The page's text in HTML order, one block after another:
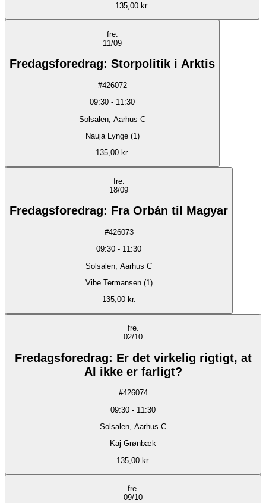
135,00 kr.
fre.
11/09
Fredagsforedrag: Storpolitik i Arktis
#426072
09:30 - 11:30
Solsalen, Aarhus C
Nauja Lynge (1)
135,00 kr.
fre.
18/09
Fredagsforedrag: Fra Orbán til Magyar
#426073
09:30 - 11:30
Solsalen, Aarhus C
Vibe Termansen (1)
135,00 kr.
fre.
02/10
Fredagsforedrag: Er det virkelig rigtigt, at
AI ikke er farligt?
#426074
09:30 - 11:30
Solsalen, Aarhus C
Kaj Grønbæk
135,00 kr.
fre.
09/10